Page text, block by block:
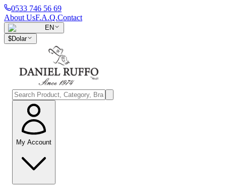
0533 746 56 69
About UsF.A.Q.Contact
EN
$Dolar
My Account